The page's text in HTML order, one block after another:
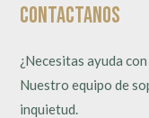
Contactanos
¿Necesitas ayuda
Nuestro equipo de
inquietud.